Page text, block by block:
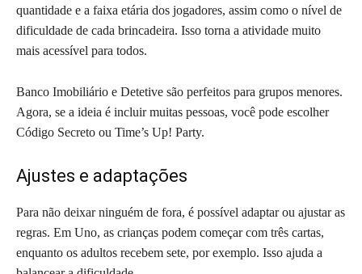
quantidade e a faixa etária dos jogadores, assim como o nível de
dificuldade de cada brincadeira. Isso torna a atividade muito
mais acessível para todos.
Banco Imobiliário e Detetive são perfeitos para grupos menores.
Agora, se a ideia é incluir muitas pessoas, você pode escolher
Código Secreto ou Time’s Up! Party.
Ajustes e adaptações
Para não deixar ninguém de fora, é possível adaptar ou ajustar as
regras. Em Uno, as crianças podem começar com três cartas,
enquanto os adultos recebem sete, por exemplo. Isso ajuda a